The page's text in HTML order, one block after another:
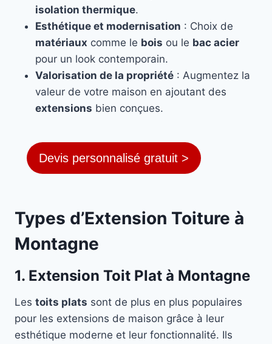
isolation thermique.
Esthétique et modernisation : Choix de
matériaux comme le bois ou le bac acier
pour un look contemporain.
Valorisation de la propriété : Augmentez la
valeur de votre maison en ajoutant des
extensions bien conçues.
Devis personnalisé gratuit >
Types d’Extension Toiture à
Montagne
1. Extension Toit Plat à Montagne
Les toits plats sont de plus en plus populaires
pour les extensions de maison grâce à leur
esthétique moderne et leur fonctionnalité. Ils